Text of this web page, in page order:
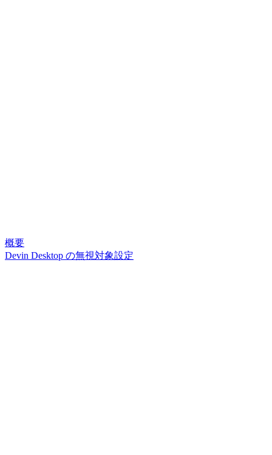
概要
Devin Desktop の無視対象設定